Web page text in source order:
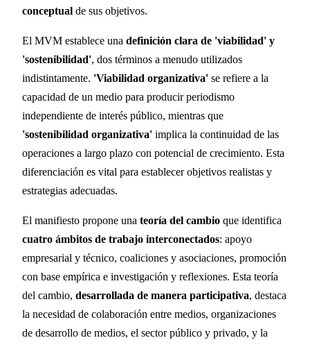
conceptual de sus objetivos.
El MVM establece una definición clara de 'viabilidad' y
'sostenibilidad', dos términos a menudo utilizados
indistintamente. 'Viabilidad organizativa' se refiere a la
capacidad de un medio para producir periodismo
independiente de interés público, mientras que
'sostenibilidad organizativa' implica la continuidad de las
operaciones a largo plazo con potencial de crecimiento. Esta
diferenciación es vital para establecer objetivos realistas y
estrategias adecuadas.
El manifiesto propone una teoría del cambio que identifica
cuatro ámbitos de trabajo interconectados: apoyo
empresarial y técnico, coaliciones y asociaciones, promoción
con base empírica e investigación y reflexiones. Esta teoría
del cambio, desarrollada de manera participativa, destaca
la necesidad de colaboración entre medios, organizaciones
de desarrollo de medios, el sector público y privado, y la